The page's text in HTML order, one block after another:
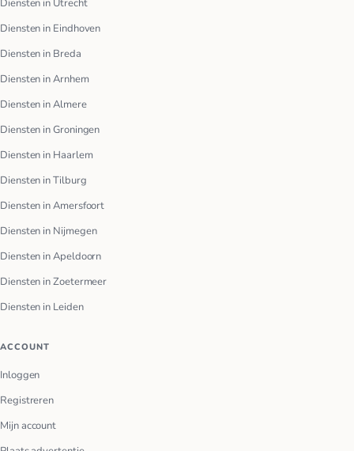
Diensten in Utrecht
Diensten in Eindhoven
Diensten in Breda
Diensten in Arnhem
Diensten in Almere
Diensten in Groningen
Diensten in Haarlem
Diensten in Tilburg
Diensten in Amersfoort
Diensten in Nijmegen
Diensten in Apeldoorn
Diensten in Zoetermeer
Diensten in Leiden
ACCOUNT
Inloggen
Registreren
Mijn account